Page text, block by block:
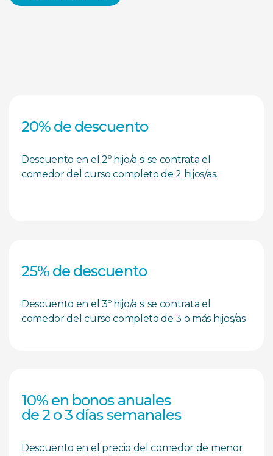
20% de descuento
Descuento en el 2º hijo/a si se contrata el
comedor del curso completo de 2 hijos/as.
25% de descuento
Descuento en el 3º hijo/a si se contrata el
comedor del curso completo de 3 o más hijos/as.
10% en bonos anuales
de 2 o 3 días semanales
Descuento en el precio del comedor de menor